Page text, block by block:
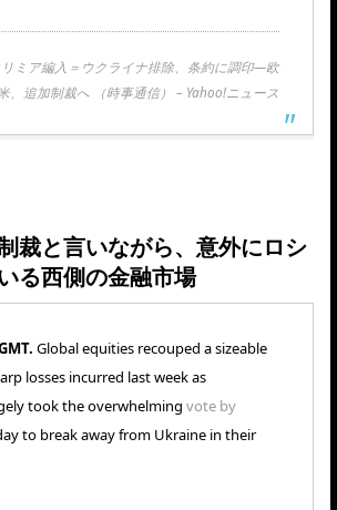
ミア編入＝ウクライナ排除、条約に調印―欧
米、追加制裁へ （時事通信） – Yahoo!ニュース
裁と言いながら、意外にロシ
る西側の金融市場
Global equities recouped a sizeable
losses incurred last week as
took the overwhelming vote by
to break away from Ukraine in their